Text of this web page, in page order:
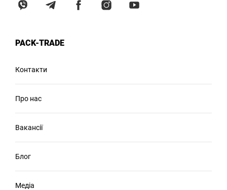
PACK-TRADE
Контакти
Про нас
Вакансії
Блог
Медіа